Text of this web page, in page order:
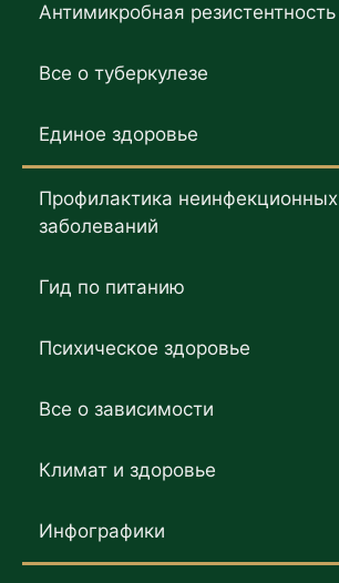
Антимикробная резистентность
Все о туберкулезе
Единое здоровье
Профилактика неинфекционных
заболеваний
Гид по питанию
Психическое здоровье
Все о зависимости
Климат и здоровье
Инфографики